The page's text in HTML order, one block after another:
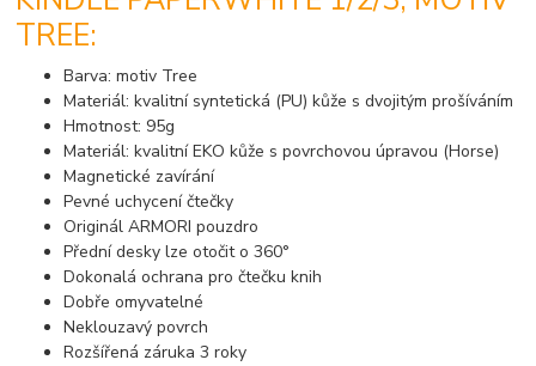
TREE:
Barva: motiv Tree
Materiál: kvalitní syntetická (PU) kůže s dvojitým prošíváním
Hmotnost: 95g
Materiál: kvalitní EKO kůže s povrchovou úpravou (Horse)
Magnetické zavírání
Pevné uchycení čtečky
Originál ARMORI pouzdro
Přední desky lze otočit o 360°
Dokonalá ochrana pro čtečku knih
Dobře omyvatelné
Neklouzavý povrch
Rozšířená záruka 3 roky